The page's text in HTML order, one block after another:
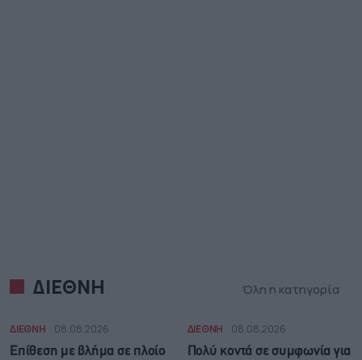
ΔΙΕΘΝΗ Όλη η κατηγορία
ΔΙΕΘΝΗ 08.08.2026
Επίθεση με βλήμα σε πλοίο
ΔΙΕΘΝΗ 08.08.2026
Πολύ κοντά σε συμφωνία για